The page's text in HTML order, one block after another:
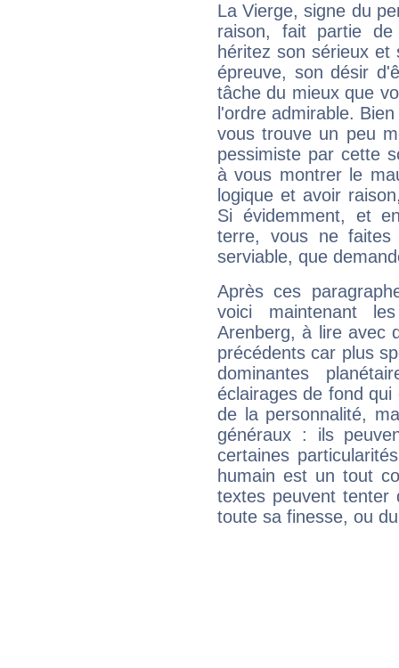
La Vierge, signe du
raison, fait partie
héritez son sérieux
épreuve, son désir
tâche du mieux que
l'ordre admirable.
vous trouve un peu
pessimiste par cette
à vous montrer le
logique et avoir
Si évidemment, et
terre, vous ne
serviable, que
Après ces
voici maintenant
Arenberg, à lire avec
précédents car plus
dominantes
éclairages de fond
de la personnalité,
généraux : ils
certaines
humain est un tout
textes peuvent tenter
toute sa finesse, ou